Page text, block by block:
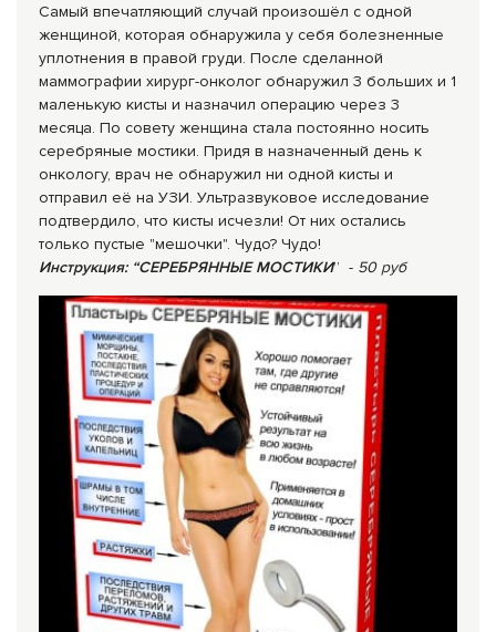
Самый впечатляющий случай произошёл с одной
женщиной, которая обнаружила у себя болезненные
уплотнения в правой груди. После сделанной
маммографии хирург-онколог обнаружил 3 больших и 1
маленькую кисты и назначил операцию через 3
месяца. По совету женщина стала постоянно носить
серебряные мостики. Придя в назначенный день к
онкологу, врач не обнаружил ни одной кисты и
отправил её на УЗИ. Ультразвуковое исследование
подтвердило, что кисты исчезли! От них остались
только пустые "мешочки". Чудо? Чудо!
Инструкция: “СЕРЕБРЯННЫЕ МОСТИКИ” - 50 руб